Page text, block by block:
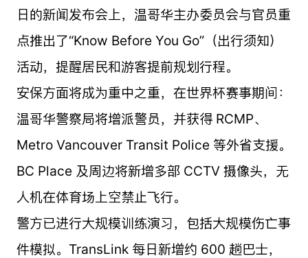
日的新闻发布会上，温哥华主办委员会与官员重
点推出了“Know Before You Go”（出行须知）
活动，提醒居民和游客提前规划行程。
安保方面将成为重中之重，在世界杯赛事期间：
温哥华警察局将增派警员，并获得 RCMP、
Metro Vancouver Transit Police 等外省支援。
BC Place 及周边将新增多部 CCTV 摄像头，无
人机在体育场上空禁止飞行。
警方已进行大规模训练演习，包括大规模伤亡事
件模拟。TransLink 每日新增约 600 趟巴士，